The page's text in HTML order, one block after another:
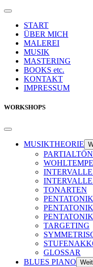
START
ÜBER MICH
MALEREI
MUSIK
MASTERING
BOOKS etc.
KONTAKT
IMPRESSUM
WORKSHOPS
MUSIKTHEORIE
TONARTEN
TARGETING
GLOSSAR
BLUES PIANO